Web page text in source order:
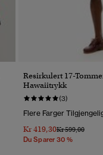
Resirkulert 17-
Hawaiitrykk
(3)
Flere Farger
Kr 419,30Pris Nedsatt
Kr 599,00Til
Du Sparer 30 %